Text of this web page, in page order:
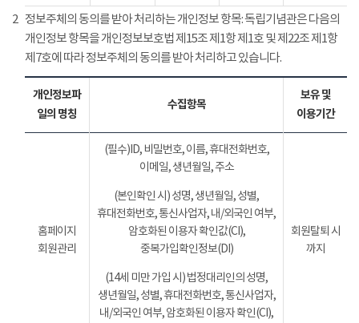
2 정보주체의 동의를 받아 처리하는 개인정보 항목: 독립기념관은 다음의
개인정보 항목을 개인정보보호법 제15조 제1항 제1호 및 제22조 제1항
제7호에 따라 정보주체의 동의를 받아 처리하고 있습니다.
개인정보파
일의 명칭
수집항목
보유 및
이용기간
홈페이지
회원관리
(필수)ID, 비밀번호, 이름, 휴대전화번호,
이메일, 생년월일, 주소
(본인확인 시) 성명, 생년월일, 성별,
휴대전화번호, 통신사업자, 내/외국인 여부,
암호화된 이용자 확인값(CI),
중복가입확인정보(DI)
(14세 미만 가입 시) 법정대리인의 성명,
생년월일, 성별, 휴대전화번호, 통신사업자,
내/외국인 여부, 암호화된 이용자 확인(CI),
회원탈퇴 시
까지